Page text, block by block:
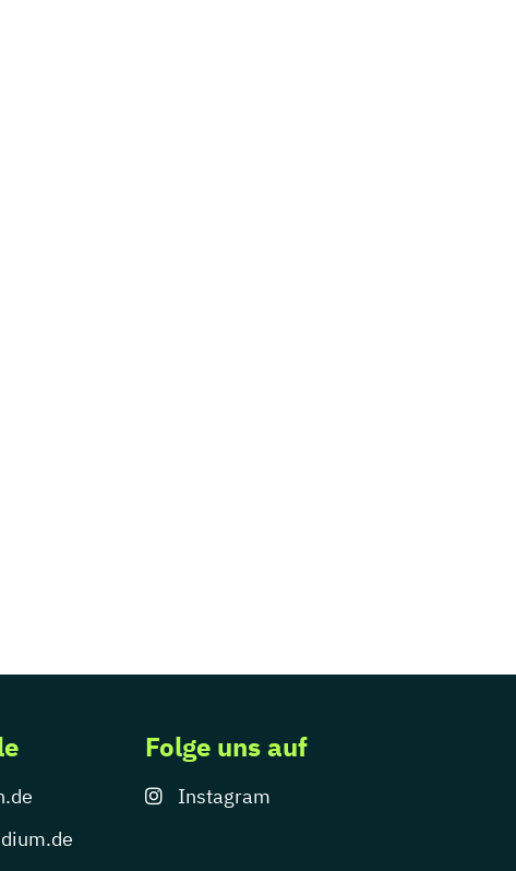
Folge uns auf
Instagram